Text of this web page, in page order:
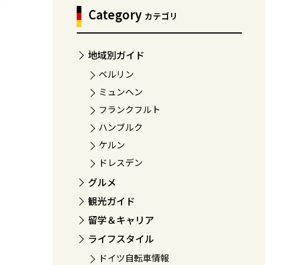
Category カテゴリ
地域別ガイド
ベルリン
ミュンヘン
フランクフルト
ハンブルク
ケルン
ドレスデン
グルメ
観光ガイド
留学＆キャリア
ライフスタイル
ドイツ自転車情報